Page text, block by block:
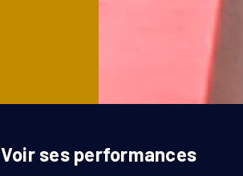
Voir ses performances